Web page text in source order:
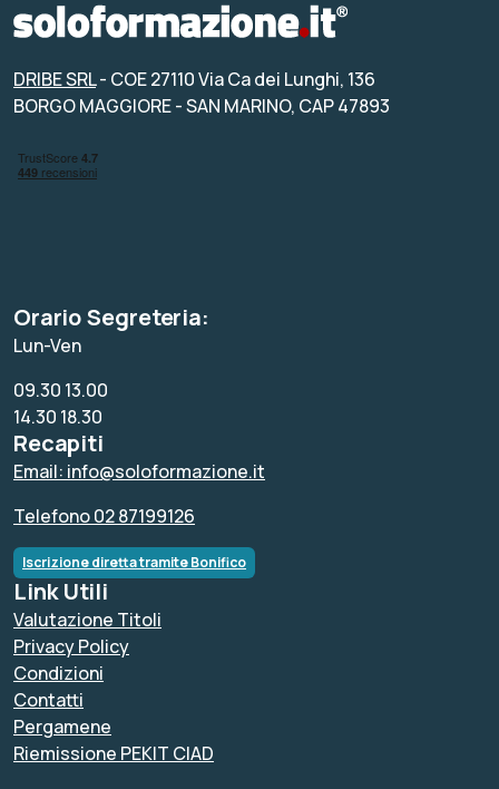
DRIBE SRL- COE 27110 Via Ca dei Lunghi, 136
BORGO MAGGIORE - SAN MARINO, CAP 47893
Orario Segreteria:
Lun-Ven
09.30 13.00
14.30 18.30
Recapiti
Email: info@soloformazione.it
Telefono 02 87199126
Iscrizione diretta tramite Bonifico
Link Utili
Valutazione Titoli
Privacy Policy
Condizioni
Contatti
Pergamene
Riemissione PEKIT CIAD